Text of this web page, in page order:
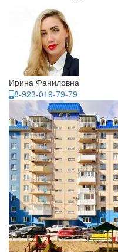
Ирина Фаниловна
8-923-019-79-79